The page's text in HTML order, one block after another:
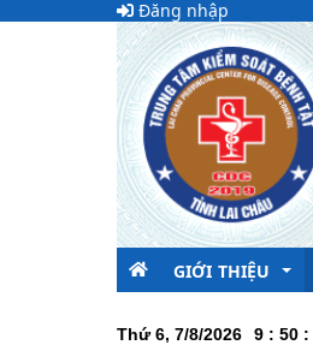
Đăng nhập
GIỚI THIỆU
Thứ 6, 7/8/2026 9 : 50 :